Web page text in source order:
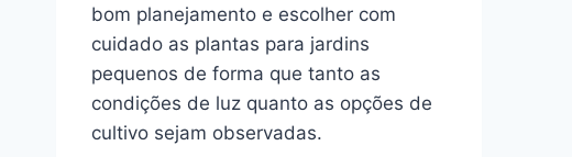
bom planejamento e escolher com
cuidado as plantas para jardins
pequenos de forma que tanto as
condições de luz quanto as opções de
cultivo sejam observadas.